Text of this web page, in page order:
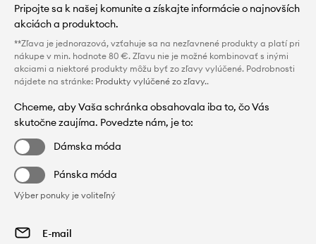
Pripojte sa k našej komunite a získajte informácie o najnovších
akciách a produktoch.
**Zľava je jednorazová, vzťahuje sa na nezľavnené produkty a platí pri
nákupe v min. hodnote 80 €. Zľavu nie je možné kombinovať s inými
akciami a niektoré produkty môžu byť zo zľavy vylúčené. Podrobnosti
nájdete na stránke: Produkty vylúčené zo zľavy..
Chceme, aby Vaša schránka obsahovala iba to, čo Vás
skutočne zaujíma. Povedzte nám, je to:
Dámska móda
Pánska móda
Výber ponuky je voliteľný